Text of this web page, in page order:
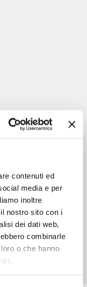
contenuti ed
media e per
inoltre
nostro sito con i
dei dati web,
combinarle
o che hanno